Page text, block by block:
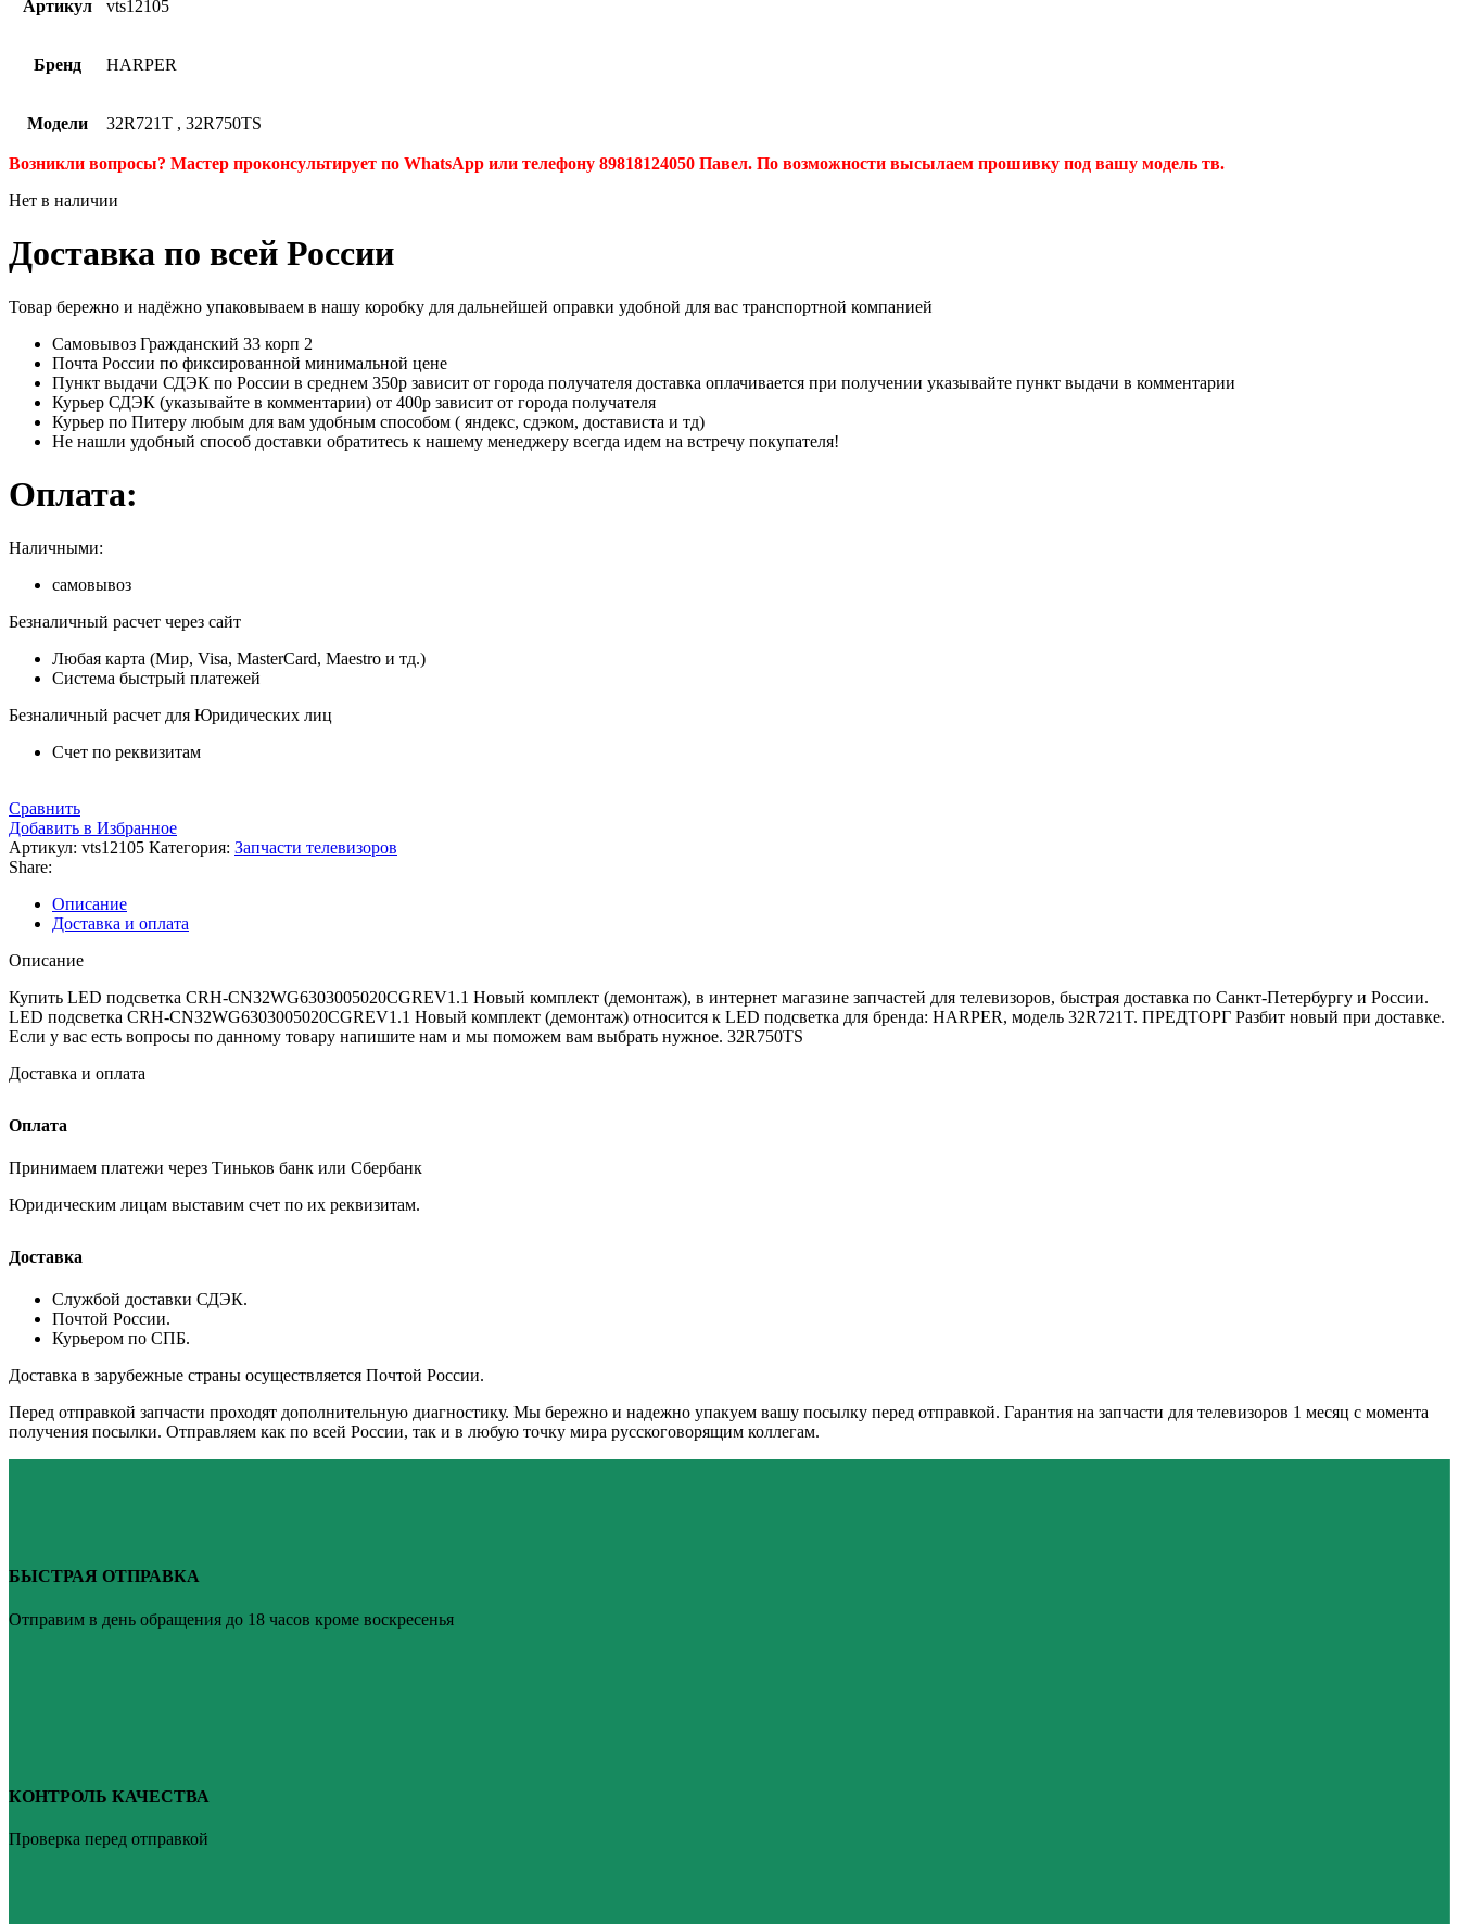
Артикул vts12105
Бренд HARPER
Модели 32R721T , 32R750TS
Возникли вопросы? Мастер проконсультирует по WhatsApp или телефону 89818124050 Павел. По возможности высылаем прошивку под вашу модель тв.
Нет в наличии
Доставка по всей России
Товар бережно и надёжно упаковываем в нашу коробку для дальнейшей оправки удобной для вас транспортной компанией
Самовывоз Гражданский 33 корп 2
Почта России по фиксированной минимальной цене
Пункт выдачи СДЭК по России в среднем 350р зависит от города получателя доставка оплачивается при получении указывайте пункт выдачи в комментарии
Курьер СДЭК (указывайте в комментарии) от 400р зависит от города получателя
Курьер по Питеру любым для вам удобным способом ( яндекс, сдэком, достависта и тд)
Не нашли удобный способ доставки обратитесь к нашему менеджеру всегда идем на встречу покупателя!
Оплата:
Наличными:
самовывоз
Безналичный расчет через сайт
Любая карта (Мир, Visa, MasterCard, Maestro и тд.)
Система быстрый платежей
Безналичный расчет для Юридических лиц
Счет по реквизитам
Сравнить
Добавить в Избранное
Артикул: vts12105 Категория: Запчасти телевизоров
Share:
Описание
Доставка и оплата
Описание
Купить LED подсветка CRH-CN32WG6303005020CGREV1.1 Новый комплект (демонтаж), в интернет магазине запчастей для телевизоров, быстрая доставка по Санкт-Петербургу и России.
LED подсветка CRH-CN32WG6303005020CGREV1.1 Новый комплект (демонтаж) относится к LED подсветка для бренда: HARPER, модель 32R721T. ПРЕДТОРГ Разбит новый при доставке.
Если у вас есть вопросы по данному товару напишите нам и мы поможем вам выбрать нужное. 32R750TS
Доставка и оплата
Оплата
Принимаем платежи через Тиньков банк или Сбербанк
Юридическим лицам выставим счет по их реквизитам.
Доставка
Службой доставки СДЭК.
Почтой России.
Курьером по СПБ.
Доставка в зарубежные страны осуществляется Почтой России.
Перед отправкой запчасти проходят дополнительную диагностику. Мы бережно и надежно упакуем вашу посылку перед отправкой. Гарантия на запчасти для телевизоров 1 месяц с момента
получения посылки. Отправляем как по всей России, так и в любую точку мира русскоговорящим коллегам.
БЫСТРАЯ ОТПРАВКА
Отправим в день обращения до 18 часов кроме воскресенья
КОНТРОЛЬ КАЧЕСТВА
Проверка перед отправкой